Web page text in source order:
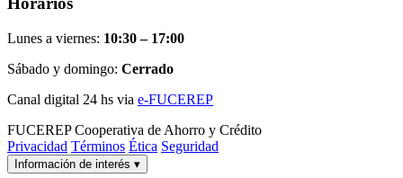
Lunes a viernes: 10:30 – 17:00
Sábado y domingo: Cerrado
Canal digital 24 hs via e-FUCEREP
FUCEREP Cooperativa de Ahorro y Crédito
Privacidad Términos Ética Seguridad
Información de interés ▾